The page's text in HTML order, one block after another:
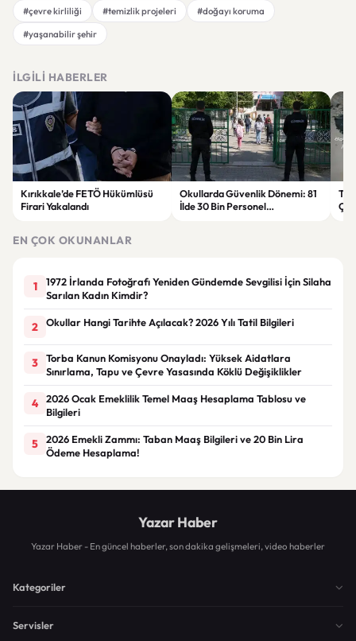
#çevre kirliliği
#temizlik projeleri
#doğayı koruma
#yaşanabilir şehir
İLGILI HABERLER
Kırıkkale’de FETÖ Hükümlüsü
Firari Yakalandı
Okullarda Güvenlik Dönemi: 81
İlde 30 Bin Personel
EN ÇOK OKUNANLAR
1
1972 İrlanda Fotoğrafı Yeniden Gündemde Sevgilisi İçin Silaha
Sarılan Kadın Kimdir?
2 Okullar Hangi Tarihte Açılacak? 2026 Yılı Tatil Bilgileri
3
Torba Kanun Komisyonu Onayladı: Yüksek Aidatlara
Sınırlama, Tapu ve Çevre Yasasında Köklü Değişiklikler
4
2026 Ocak Emeklilik Temel Maaş Hesaplama Tablosu ve
Bilgileri
5
2026 Emekli Zammı: Taban Maaş Bilgileri ve 20 Bin Lira
Ödeme Hesaplama!
Yazar Haber
Yazar Haber - En güncel haberler, son dakika gelişmeleri, video haberler
Kategoriler
Servisler